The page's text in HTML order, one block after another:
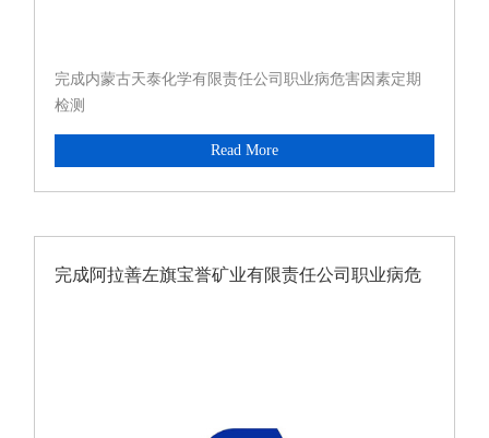
完成内蒙古天泰化学有限责任公司职业病危害因素定期
检测
Read More
完成阿拉善左旗宝誉矿业有限责任公司职业病危